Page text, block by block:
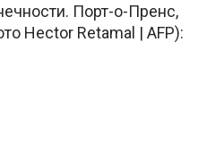
Порт-о-Пренс,
Hector Retamal | AFP):